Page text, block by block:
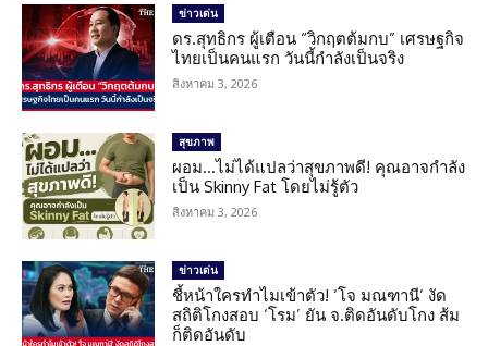
ข่าวเด่น
ดร.สุทธิกร ผู้เตือน “วิกฤตต้มกบ” เศรษฐกิจ
ไทยเป็นคนแรก วันนี้กำลังเป็นจริง
สิงหาคม 3, 2026
สุขภาพ
ผอม…ไม่ได้แปลว่าสุขภาพดี! คุณอาจกำลัง
เป็น Skinny Fat โดยไม่รู้ตัว
สิงหาคม 3, 2026
ข่าวเด่น
ชี้หน้าใครทำไมเข้าตัว! ‘โจ มณฑานี’ งัด
สถิติโกงสอบ ‘โรม’ ยัน จ.ติดอันดับโกง ส้ม
ก็ติดอันดับ